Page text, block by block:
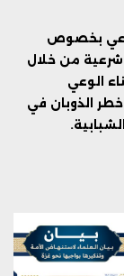
بخصوص
شرعية من خلال
الوعي
الذوبان في